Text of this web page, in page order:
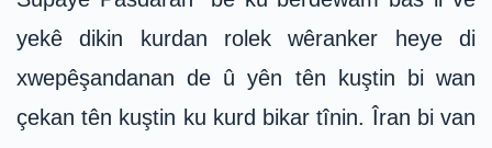
yekê dikin kurdan rolek wêranker heye di
xwepêşandanan de û yên tên kuştin bi wan
çekan tên kuştin ku kurd bikar tînin. Îran bi van